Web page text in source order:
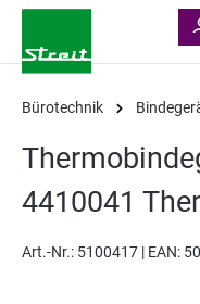
Bürotechnik
4410041
Art.-Nr.: 5100417 | EAN: